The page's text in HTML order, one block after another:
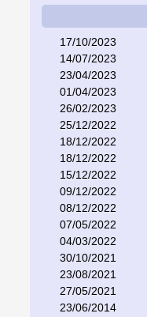
17/10/2023
14/07/2023
23/04/2023
01/04/2023
26/02/2023
25/12/2022
18/12/2022
18/12/2022
15/12/2022
09/12/2022
08/12/2022
07/05/2022
04/03/2022
30/10/2021
23/08/2021
27/05/2021
23/06/2014